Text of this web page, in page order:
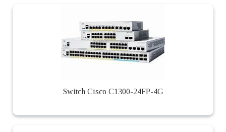
Switch Cisco C1300-24FP-4G